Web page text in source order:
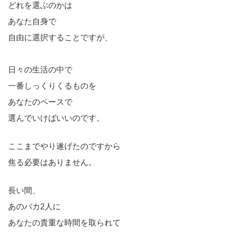
どれを選ぶのかは
あなた自身で
自由に選択することですが、
日々の生活の中で
一番しっくりくるものを
あなたのペースで
選んでいけばいいのです。
ここまでやり遂げたのですから
焦る必要はありません。
長い間、
あのバカ2人に
あなたの貴重な時間を取られて